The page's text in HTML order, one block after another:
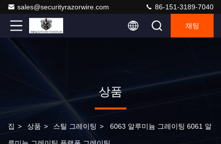
sales@securityrazorwire.com 86-151-3189-7040
채팅
상품
집 > 상품 > 스틸 그레이팅 > 6063 알루미늄 그레이팅 6061 알